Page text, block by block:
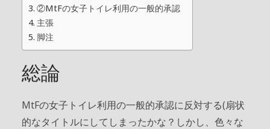
②MtFの女子トイレ利用の一般的承認
主張
脚注
総論
MtFの女子トイレ利用の一般的承認に反対する(扇状
的なタイトルにしてしまったかな？しかし、色々な